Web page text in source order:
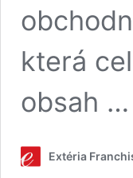
která
obsah …
Extéria